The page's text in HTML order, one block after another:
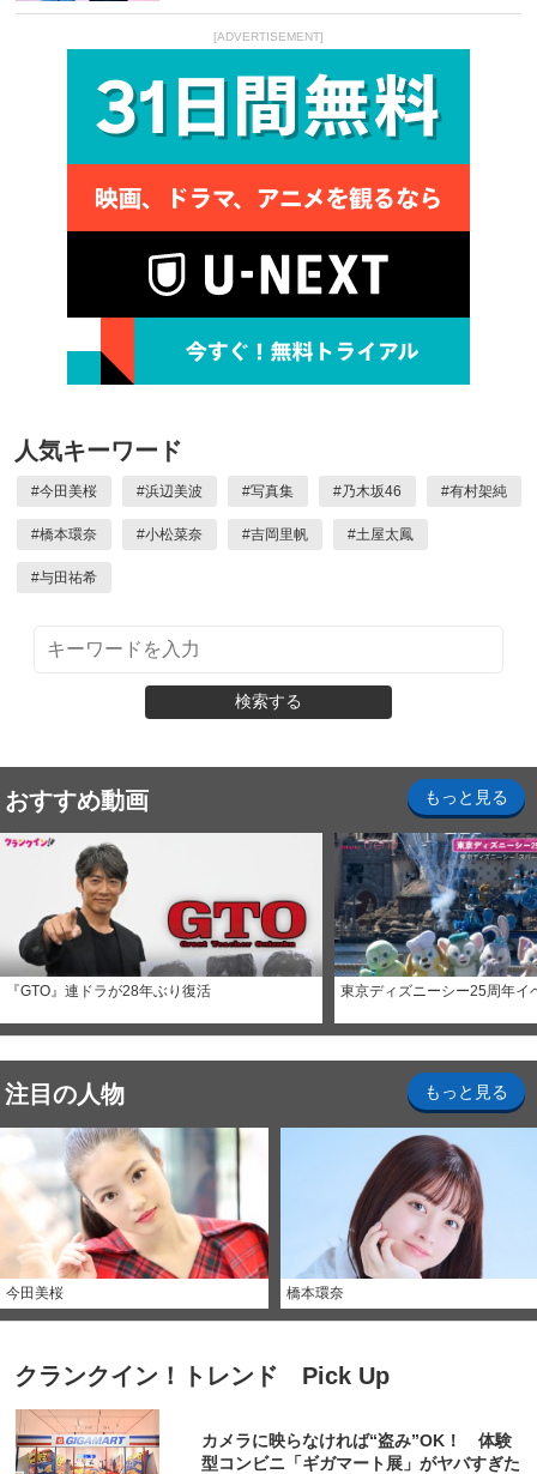
[ADVERTISEMENT]
人気キーワード
#今田美桜 #浜辺美波 #写真集 #乃木坂46 #有村架純
#橋本環奈 #小松菜奈 #吉岡里帆 #土屋太鳳
#与田祐希
検索する
おすすめ動画 もっと見る
『GTO』連ドラが28年ぶり復活 東京ディズニーシー25周年イ
注目の人物 もっと見る
今田美桜 橋本環奈
クランクイン！トレンド Pick Up
カメラに映らなければ“盗み”OK！ 体験
型コンビニ「ギガマート展」がヤバすぎた